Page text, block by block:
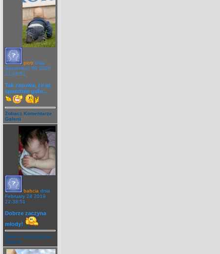
piotr dnia
September 09 2020
21:36:51
Tak zasuwa, że aż
spoodnie gubi...
Zobacz Komentarze
Galerii
babcia dnia
February 24 2019
22:38:51
Dobrze zaczyna
młody!
Zobacz Komentarze
Galerii